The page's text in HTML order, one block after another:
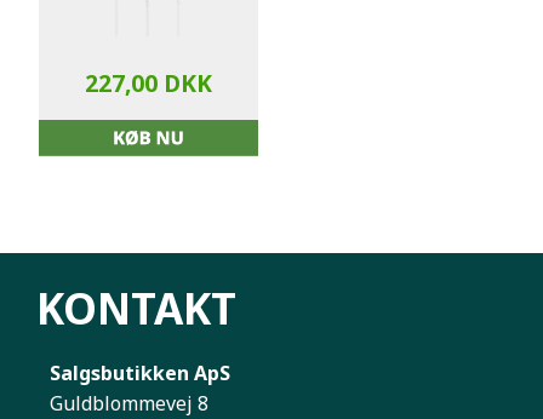
227,00 DKK
KONTAKT
Salgsbutikken ApS
Guldblommevej 8